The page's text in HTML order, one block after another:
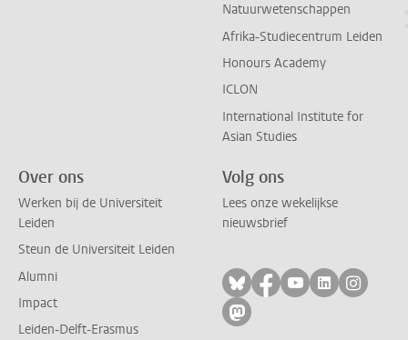
Natuurwetenschappen
Afrika-Studiecentrum Leiden
Honours Academy
ICLON
International Institute for
Asian Studies
Over ons
Werken bij de Universiteit
Leiden
Steun de Universiteit Leiden
Alumni
Impact
Leiden-Delft-Erasmus
Volg ons
Lees onze wekelijkse
nieuwsbrief
Volg ons op bluesky
Volg ons op
Volg ons op
Volg ons
Volg
Volg ons op mastodon